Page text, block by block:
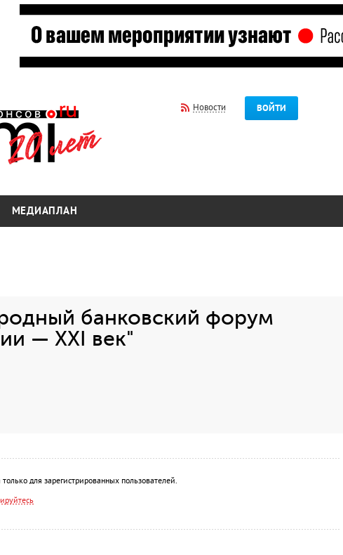
Новости ВОЙТИ
МЕДИАПЛАН
банковский форум
— XXI век"
для зарегистрированных пользователей.